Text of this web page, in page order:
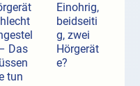
Das
tun
Einohrig,
beidseiti
g, zwei
Hörgerät
e?